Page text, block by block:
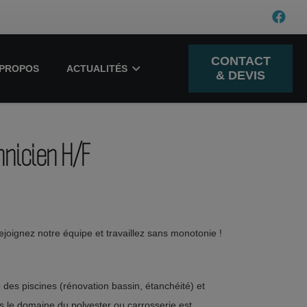
ACTUALITÉS
CONTACT
& DEVIS
H/F
notre équipe et travaillez sans monotonie !
piscines (rénovation bassin, étanchéité) et